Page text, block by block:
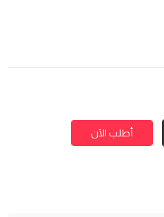
أطلب الآن